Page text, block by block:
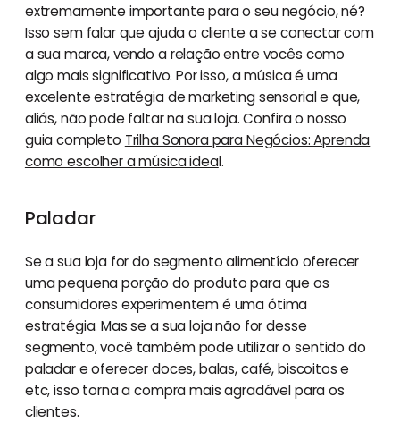
extremamente importante para o seu negócio, né?
Isso sem falar que ajuda o cliente a se conectar com
a sua marca, vendo a relação entre vocês como
algo mais significativo. Por isso, a música é uma
excelente estratégia de marketing sensorial e que,
aliás, não pode faltar na sua loja. Confira o nosso
guia completo Trilha Sonora para Negócios: Aprenda
como escolher a música ideal.
Paladar
Se a sua loja for do segmento alimentício oferecer
uma pequena porção do produto para que os
consumidores experimentem é uma ótima
estratégia. Mas se a sua loja não for desse
segmento, você também pode utilizar o sentido do
paladar e oferecer doces, balas, café, biscoitos e
etc, isso torna a compra mais agradável para os
clientes.